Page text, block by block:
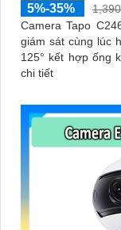
5%-35%
Camera Tapo
giám sát cùng lúc hai khu
125° kết hợp ống
chi tiết